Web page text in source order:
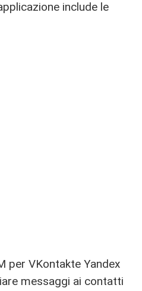
include le
per VKontakte Yandex
messaggi ai contatti